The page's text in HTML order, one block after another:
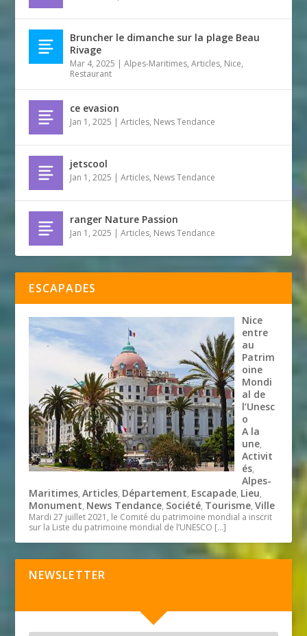
Bruncher le dimanche sur la plage Beau
Rivage
Mar 4, 2025 |Alpes-Maritimes,Articles, Nice,
Restaurant
ce evasion
Jan 1, 2025 |Articles, News Tendance
jetscool
Jan 1, 2025 |Articles, News Tendance
ranger Nature Passion
Jan 1, 2025 |Articles, News Tendance
ESCAPADES
Nice
entre
au
Patrim
oine
Mondi
al de
l’Unesc
o
A la
une,
Activit
és,
Alpes-
Maritimes,Articles, Département, Escapade, Lieu,
Monument, News Tendance, Société, Tourisme,Ville
Mardi 27 juillet 2021, le Comité du patrimoine mondial a inscrit
sur la Liste du patrimoine mondial de l’UNESCO […]
NEWSLETTER